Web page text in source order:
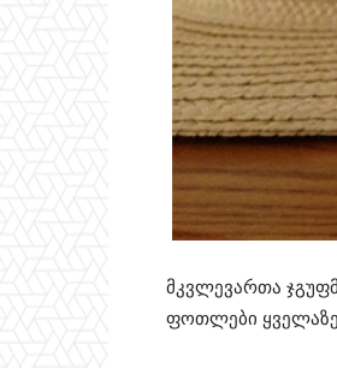
მკვლევართა
ფოთლები